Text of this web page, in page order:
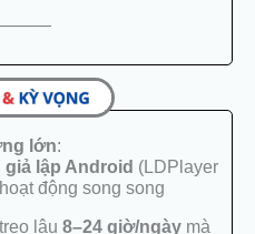
lớn:
giả lập Android (LDPlayer
động song song
lâu 8–24 giờ/ngày mà